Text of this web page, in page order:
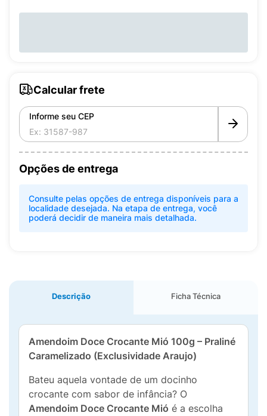
Calcular frete
Informe seu CEP
Opções de entrega
Consulte pelas opções de entrega disponíveis para a
localidade desejada. Na etapa de entrega, você
poderá decidir de maneira mais detalhada.
Descrição Ficha Técnica
Amendoim Doce Crocante Mió 100g – Praliné
Caramelizado (Exclusividade Araujo)
Bateu aquela vontade de um docinho
crocante com sabor de infância? O
Amendoim Doce Crocante Mió é a escolha